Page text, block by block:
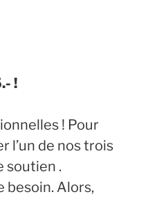
!
! Pour
l’un de nos trois
soutien .
besoin. Alors,